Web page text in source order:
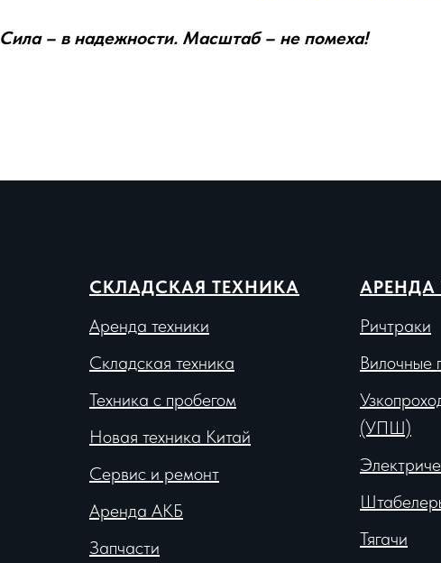
Сила – в надежности. Масштаб – не помеха!
СКЛАДСКАЯ ТЕХНИКА
Аренда техники
Складская техника
Техника с пробегом
Новая техника Китай
Сервис и ремонт
Аренда АКБ
Запчасти
АРЕНДА
Ричтраки
Вилочные
(УПШ)
Тягачи